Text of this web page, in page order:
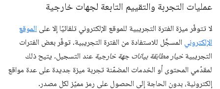
عمليات التجربة والتقييم التابعة لجهات خارجية
لا تتوفّر ميزة الفترة التجريبية للموقع الإلكتروني تلقائيًا إلا على الموقع
الإلكتروني المسجَّل للاستفادة من الفترة التجريبية. توفّر بعض الفترات
التجريبية خيار مطابقة بيانات جهة خارجية عند التسجيل. يتيح ذلك
لمقدّمي المحتوى أو الخدمات المضمّنة تجربة ميزة جديدة على عدة مواقع
إلكترونية، بدون الحاجة إلى الحصول على رمز مميّز لكل مصدر.